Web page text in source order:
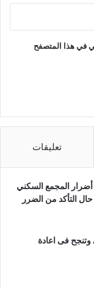
في هذا المتصفح
تعليقات
المجمع السكني
التأكد من الضرر
فى اعادة